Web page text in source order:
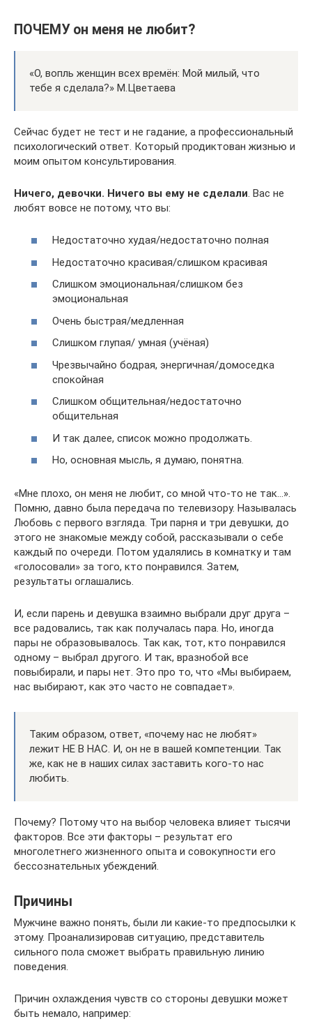
ПОЧЕМУ он меня не любит?
«О, вопль женщин всех времён: Мой милый, что
тебе я сделала?» М.Цветаева
Сейчас будет не тест и не гадание, а профессиональный
психологический ответ. Который продиктован жизнью и
моим опытом консультирования.
Ничего, девочки. Ничего вы ему не сделали . Вас не
любят вовсе не потому, что вы:
Недостаточно худая/недостаточно полная
Недостаточно красивая/слишком красивая
Слишком эмоциональная/слишком без
эмоциональная
Очень быстрая/медленная
Слишком глупая/ умная (учёная)
Чрезвычайно бодрая, энергичная/домоседка
спокойная
Слишком общительная/недостаточно
общительная
И так далее, список можно продолжать.
Но, основная мысль, я думаю, понятна.
«Мне плохо, он меня не любит, со мной что-то не так…».
Помню, давно была передача по телевизору. Называлась
Любовь с первого взгляда. Три парня и три девушки, до
этого не знакомые между собой, рассказывали о себе
каждый по очереди. Потом удалялись в комнатку и там
«голосовали» за того, кто понравился. Затем,
результаты оглашались.
И, если парень и девушка взаимно выбрали друг друга –
все радовались, так как получалась пара. Но, иногда
пары не образовывалось. Так как, тот, кто понравился
одному – выбрал другого. И так, вразнобой все
повыбирали, и пары нет. Это про то, что «Мы выбираем,
нас выбирают, как это часто не совпадает».
Таким образом, ответ, «почему нас не любят»
лежит НЕ В НАС. И, он не в вашей компетенции. Так
же, как не в наших силах заставить кого-то нас
любить.
Почему? Потому что на выбор человека влияет тысячи
факторов. Все эти факторы – результат его
многолетнего жизненного опыта и совокупности его
бессознательных убеждений.
Причины
Мужчине важно понять, были ли какие-то предпосылки к
этому. Проанализировав ситуацию, представитель
сильного пола сможет выбрать правильную линию
поведения.
Причин охлаждения чувств со стороны девушки может
быть немало, например: